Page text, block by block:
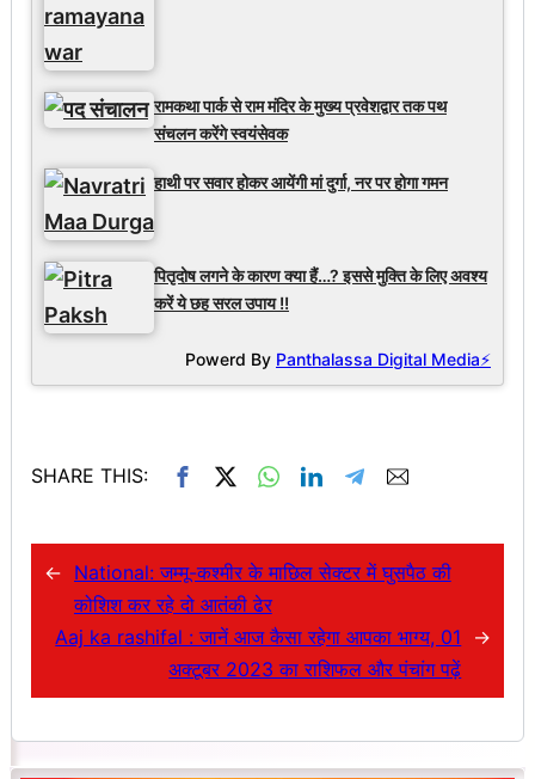
रामकथा पार्क से राम मंदिर के मुख्य प्रवेशद्वार तक पथ
संचलन करेंगे स्वयंसेवक
हाथी पर सवार होकर आयेंगी मां दुर्गा, नर पर होगा गमन
पितृदोष लगने के कारण क्या हैं…? इससे मुक्ति के लिए अवश्य
करें ये छह सरल उपाय !!
Powerd By Panthalassa Digital Media⚡
SHARE THIS:
← National: जम्मू-कश्मीर के माछिल सेक्टर में घुसपैठ की
कोशिश कर रहे दो आतंकी ढेर
Aaj ka rashifal : जानें आज कैसा रहेगा आपका भाग्य, 01
अक्टूबर 2023 का राशिफल और पंचांग पढ़ें
→